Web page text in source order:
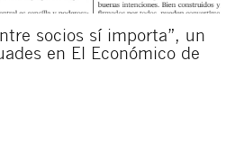
socios sí importa”, un
en El Económico de